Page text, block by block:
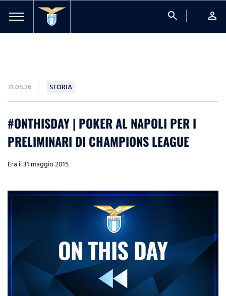
search person
31.05.26 STORIA
#ONTHISDAY | POKER AL NAPOLI PER I
PRELIMINARI DI CHAMPIONS LEAGUE
Era il 31 maggio 2015